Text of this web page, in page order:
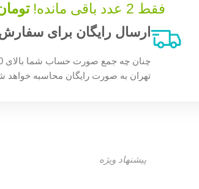
فقط 2 عدد باقی مانده!
ارسال رایگان برای سفارش های بالای
تهران به صورت رایگان محاسبه خواهد
پیشنهاد ویژه